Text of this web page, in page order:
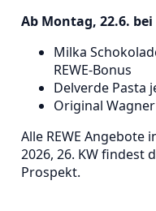
Ab Montag, 22.6. bei
Milka
REWE-Bonus
Delverde Pasta
Original
Alle REWE Angebote
2026, 26. KW findest
Prospekt.